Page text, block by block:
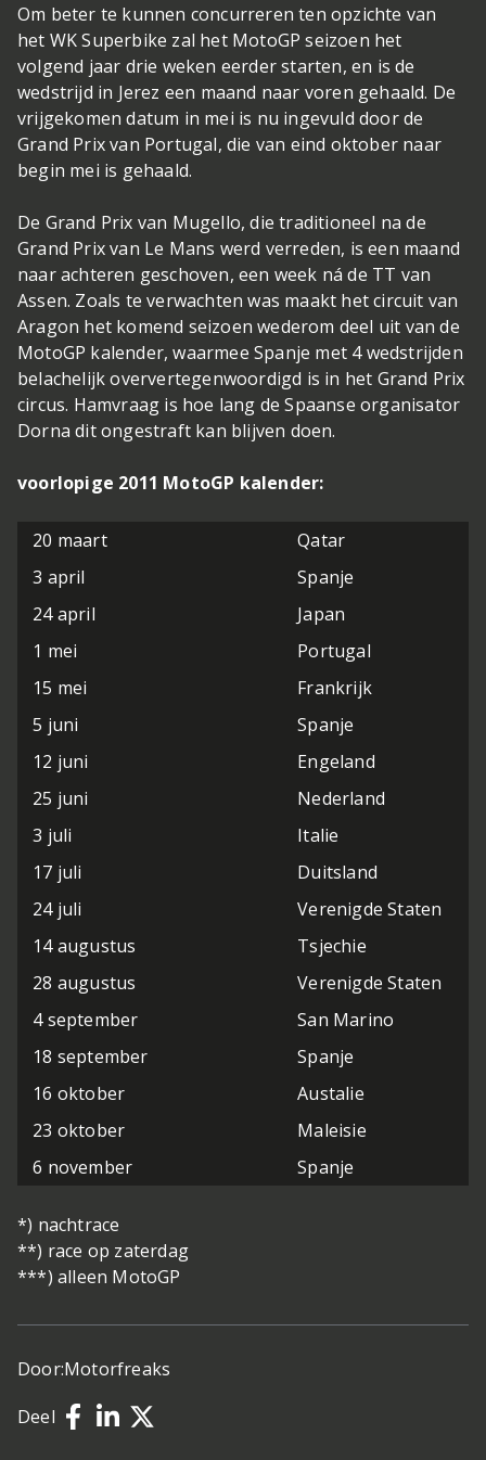
Om beter te kunnen concurreren ten opzichte van
het WK Superbike zal het MotoGP seizoen het
volgend jaar drie weken eerder starten, en is de
wedstrijd in Jerez een maand naar voren gehaald. De
vrijgekomen datum in mei is nu ingevuld door de
Grand Prix van Portugal, die van eind oktober naar
begin mei is gehaald.
De Grand Prix van Mugello, die traditioneel na de
Grand Prix van Le Mans werd verreden, is een maand
naar achteren geschoven, een week ná de TT van
Assen. Zoals te verwachten was maakt het circuit van
Aragon het komend seizoen wederom deel uit van de
MotoGP kalender, waarmee Spanje met 4 wedstrijden
belachelijk oververtegenwoordigd is in het Grand Prix
circus. Hamvraag is hoe lang de Spaanse organisator
Dorna dit ongestraft kan blijven doen.
voorlopige 2011 MotoGP kalender:
20 maart
Qatar
3 april
Spanje
24 april
Japan
1 mei
Portugal
15 mei
Frankrijk
5 juni
Spanje
12 juni
Engeland
25 juni
Nederland
3 juli
Italie
17 juli
Duitsland
24 juli
Verenigde Staten
14 augustus
Tsjechie
28 augustus
Verenigde Staten
4 september
San Marino
18 september
Spanje
16 oktober
Austalie
23 oktober
Maleisie
6 november
Spanje
*) nachtrace
**) race op zaterdag
***) alleen MotoGP
Door:Motorfreaks
Deel